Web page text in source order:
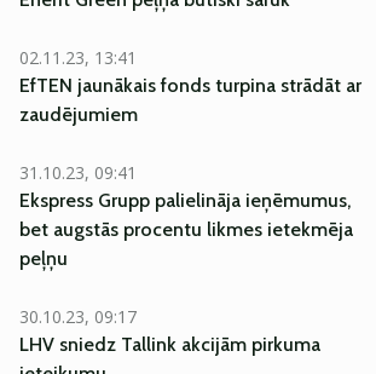
02.11.23, 13:41
EfTEN jaunākais fonds turpina strādāt ar
zaudējumiem
31.10.23, 09:41
Ekspress Grupp palielināja ieņēmumus,
bet augstās procentu likmes ietekmēja
peļņu
30.10.23, 09:17
LHV sniedz Tallink akcijām pirkuma